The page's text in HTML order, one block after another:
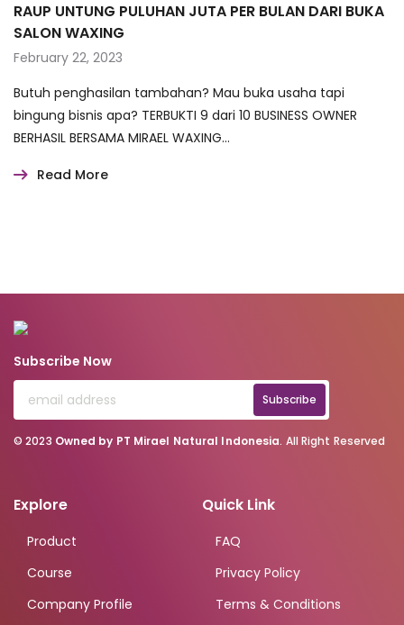
RAUP UNTUNG PULUHAN JUTA PER BULAN DARI BUKA
SALON WAXING
February 22, 2023
Butuh penghasilan tambahan? Mau buka usaha tapi
bingung bisnis apa? TERBUKTI 9 dari 10 BUSINESS OWNER
BERHASIL BERSAMA MIRAEL WAXING…
Read More
Subscribe Now
Subscribe
© 2023 Owned by PT Mirael Natural Indonesia. All Right Reserved
Explore
Product
Course
Company Profile
Quick Link
FAQ
Privacy Policy
Terms & Conditions